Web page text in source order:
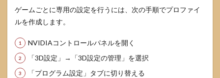
バッ
テリ
に急
激に
なる
ゲームごとに専用の設定を行うには、次の手順でプロファイ
ルを作成します。
NVIDIAコントロールパネルを開く
「3D設定」→「3D設定の管理」を選択
「プログラム設定」タブに切り替える